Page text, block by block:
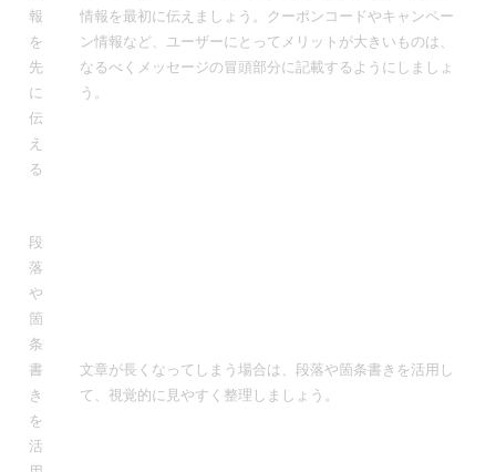
報
を
先
に
伝
え
る
情報を最初に伝えましょう。クーポンコードやキャンペー
ン情報など、ユーザーにとってメリットが大きいものは、
なるべくメッセージの冒頭部分に記載するようにしましょ
う。
段
落
や
箇
条
書
き
を
活
文章が長くなってしまう場合は、段落や箇条書きを活用し
て、視覚的に見やすく整理しましょう。